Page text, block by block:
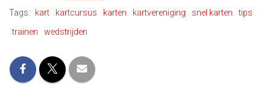
Tags: kart kartcursus karten kartvereniging snel karten
tips
trainen
wedstrijden